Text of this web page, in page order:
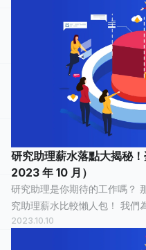
研究助理薪水落點大揭秘
2023 年 10 月）
研究助理是你期待的工作嗎？ 那千萬別錯過，比薪水特別整理的研
究助理薪水比較懶人包！ 我們為你蒐集了過去半年來臺北市研究助
理的薪水情報，有 31 人分享
2023.10.10